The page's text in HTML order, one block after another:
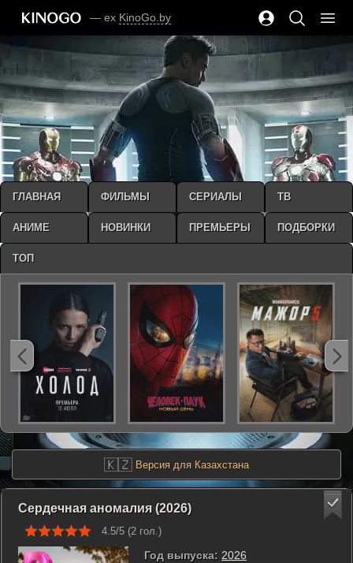
— ex KinoGo.by
🇰🇿 Версия для Казахстана
Сердечная аномалия (2026)
4.5/5 (2 гол.)
Год выпуска: 2026
ГЛАВНАЯ ФИЛЬМЫ СЕРИАЛЫ ТВ
АНИМЕ НОВИНКИ ПРЕМЬЕРЫ ПОДБОРКИ
ТОП